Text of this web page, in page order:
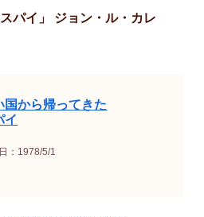
パイ」 ジョン・ル・カレ
国から帰ってきた
イ
：1978/5/1